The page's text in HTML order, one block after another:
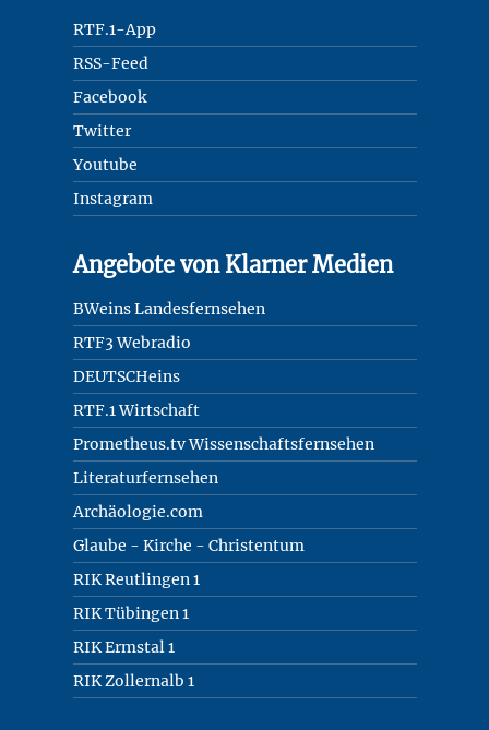
RTF.1-App
RSS-Feed
Facebook
Twitter
Youtube
Instagram
Angebote von Klarner Medien
BWeins Landesfernsehen
RTF3 Webradio
DEUTSCHeins
RTF.1 Wirtschaft
Prometheus.tv Wissenschaftsfernsehen
Literaturfernsehen
Archäologie.com
Glaube - Kirche - Christentum
RIK Reutlingen 1
RIK Tübingen 1
RIK Ermstal 1
RIK Zollernalb 1